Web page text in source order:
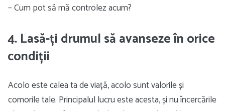
– Cum pot să mă controlez acum?
4. Lasă-ți drumul să avanseze în orice
condiții
Acolo este calea ta de viață, acolo sunt valorile și
comorile tale. Principalul lucru este acesta, și nu încercările